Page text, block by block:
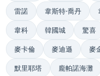
雷諾 韋斯特·喬丹
韋科 韓國城 驚喜
麥卡倫 麥迪遜 麥
默里耶塔 龐帕諾海灘